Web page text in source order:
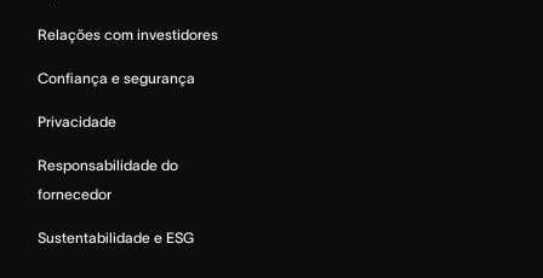
Relações com investidores
Confiança e segurança
Privacidade
Responsabilidade do
fornecedor
Sustentabilidade e ESG